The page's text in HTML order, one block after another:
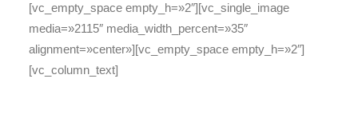
[vc_empty_space empty_h=»2″][vc_single_image
media=»2115″ media_width_percent=»35″
alignment=»center»][vc_empty_space empty_h=»2″]
[vc_column_text]